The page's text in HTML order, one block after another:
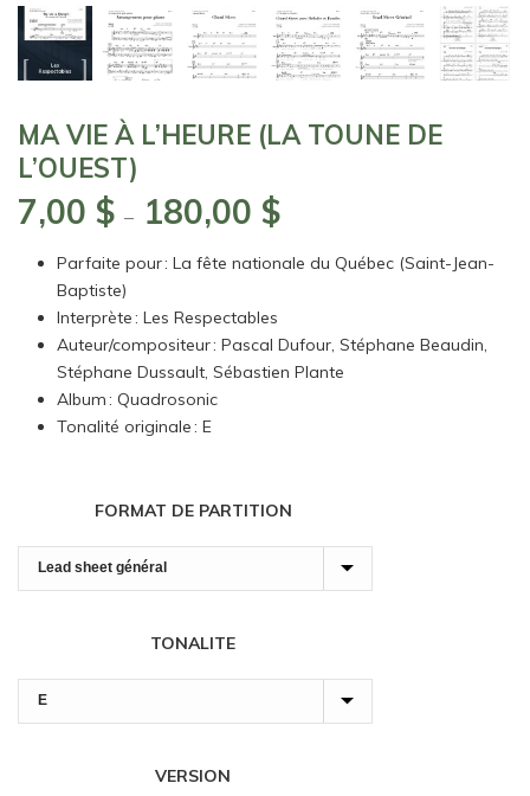
MA VIE À L’HEURE (LA TOUNE DE
L’OUEST)
7,00 $ – 180,00 $Plage
prix :
à
180,00 $
Parfaite pour : La fête nationale du Québec (Saint-Jean-
Baptiste)
Interprète : Les Respectables
Auteur/compositeur : Pascal Dufour, Stéphane Beaudin,
Stéphane Dussault, Sébastien Plante
Album : Quadrosonic
Tonalité originale : E
FORMAT DE PARTITION
TONALITE
VERSION